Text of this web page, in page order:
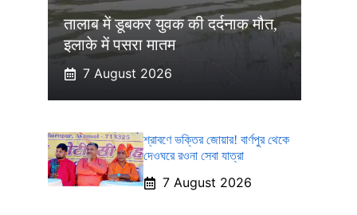
तालाब में डूबकर युवक की दर्दनाक मौत,
इलाके में पसरा मातम
7 August 2026
শ্রাবণে ভক্তির জোয়ার! বার্ণপুর থেকে
দেওঘরে রওনা সেবা যাত্রা
7 August 2026